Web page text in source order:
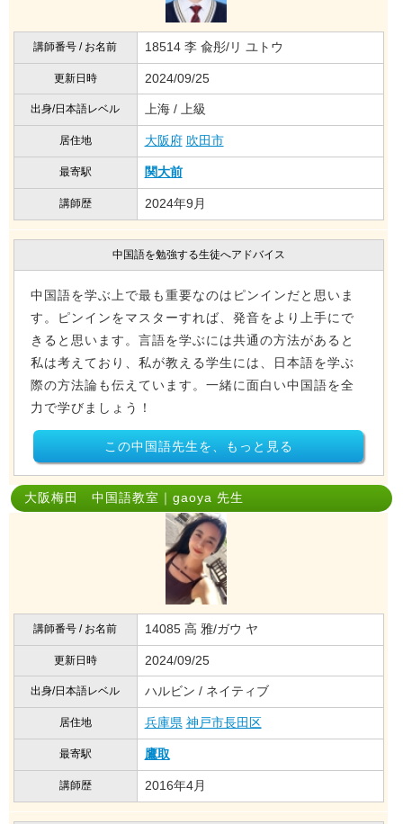
講師番号 / お名前 18514 李 兪彤/リ ユトウ
更新日時 2024/09/25
出身/日本語レベル 上海 / 上級
居住地 大阪府 吹田市
最寄駅 関大前
講師歴 2024年9月
中国語を勉強する生徒へアドバイス
中国語を学ぶ上で最も重要なのはピンインだと思いま
す。ピンインをマスターすれば、発音をより上手にで
きると思います。言語を学ぶには共通の方法があると
私は考えており、私が教える学生には、日本語を学ぶ
際の方法論も伝えています。一緒に面白い中国語を全
力で学びましょう！
この中国語先生を、もっと見る
大阪梅田 中国語教室｜gaoya 先生
講師番号 / お名前 14085 高 雅/ガウ ヤ
更新日時 2024/09/25
出身/日本語レベル ハルビン / ネイティブ
居住地 兵庫県 神戸市長田区
最寄駅 鷹取
講師歴 2016年4月